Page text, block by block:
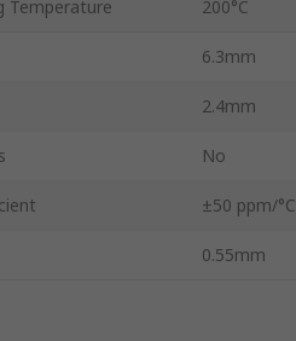
Temperature 200°C
6.3mm
2.4mm
No
±50 ppm/°C
0.55mm